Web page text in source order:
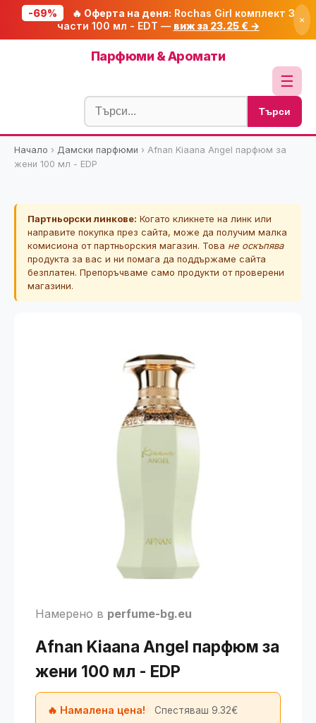
-69% 🔥 Оферта на деня: Rochas Girl комплект 3
части 100 мл - EDT — виж за 23.25 € → ×
Парфюми & Аромати
☰
Блог
🧮 Калкулатори
🔍 Намери продукт
🎟️ Купони
Търси
Начало › Дамски парфюми › Afnan Kiaana Angel парфюм за
жени 100 мл - EDP
Партньорски линкове: Когато кликнете на линк или
направите покупка през сайта, може да получим малка
комисиона от партньорския магазин. Това не оскъпява
продукта за вас и ни помага да поддържаме сайта
безплатен. Препоръчваме само продукти от проверени
магазини.
Намерено в perfume-bg.eu
Afnan Kiaana Angel парфюм за
жени 100 мл - EDP
🔥 Намалена цена! Спестяваш 9.32€